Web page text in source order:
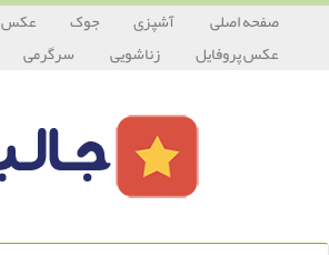
صفحه اصلی آشپزی جوک عکس
عکس پروفایل
زناشویی سرگرمی